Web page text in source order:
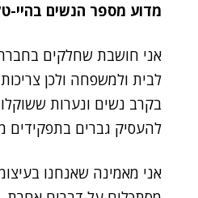
מדוע מספר הנשים בהיי-
אני חושבת שחלקים בחברה
לבית ולמשפחה ולכן
בקרב נשים ונערות
להעסיק גברים בתפקידים
אני מאמינה שאנחנו